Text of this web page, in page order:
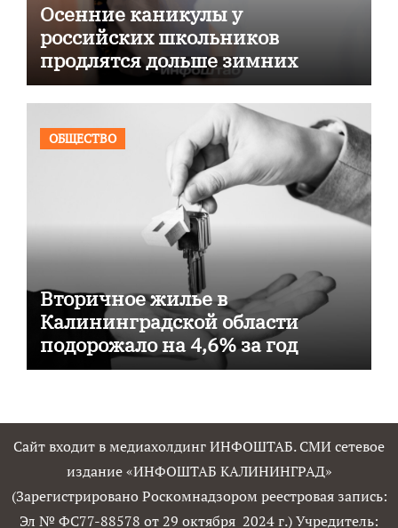
Осенние каникулы у
российских школьников
продлятся дольше зимних
ОБЩЕСТВО
Вторичное жилье в
Калининградской области
подорожало на 4,6% за год
Сайт входит в медиахолдинг ИНФОШТАБ. СМИ сетевое
издание «ИНФОШТАБ КАЛИНИНГРАД»
(Зарегистрировано Роскомнадзором реестровая запись:
Эл № ФС77-88578 от 29 октября 2024 г.) Учредитель: